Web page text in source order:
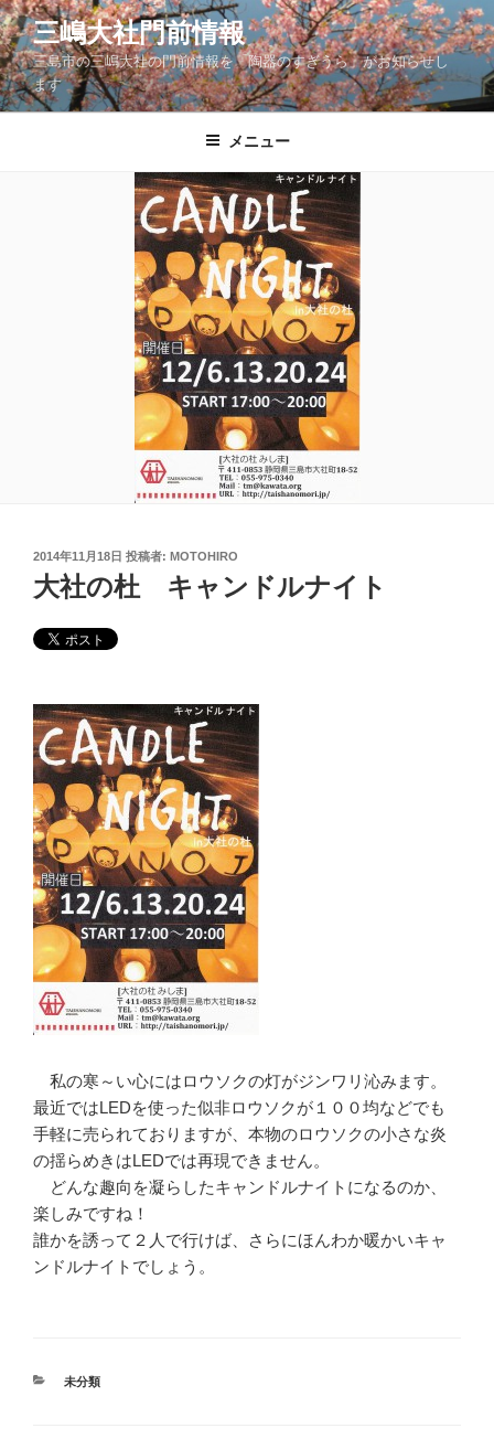
コ
ン
テ
ン
ツ
三嶋大社門前情報
三島市の三嶋大社の門前情報を「陶器のすぎうら」がお知らせし
ます
メニュー
投
日:
2014年11月18日 投稿者: MOTOHIRO
大社の杜 キャンドルナイト
私の寒～い心にはロウソクの灯がジンワリ沁みます。
最近ではLEDを使った似非ロウソクが１００均などでも
手軽に売られておりますが、本物のロウソクの小さな炎
の揺らめきはLEDでは再現できません。
どんな趣向を凝らしたキャンドルナイトになるのか、
楽しみですね！
誰かを誘って２人で行けば、さらにほんわか暖かいキャ
ンドルナイトでしょう。
カ
未分類